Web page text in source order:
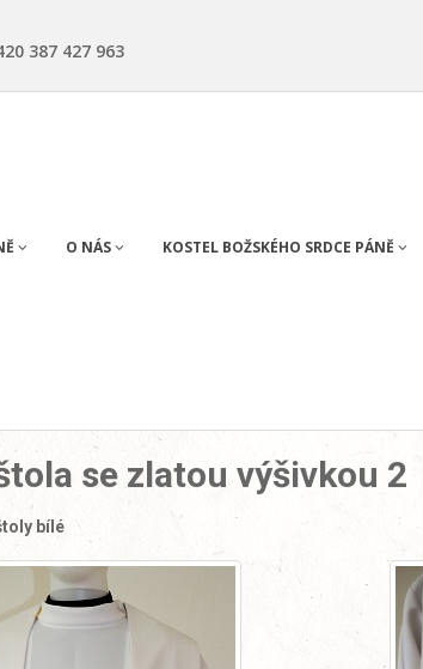
387 427 963
O NÁS KOSTEL BOŽSKÉHO SRDCE PÁNĚ
se zlatou výšivkou 2
bílé